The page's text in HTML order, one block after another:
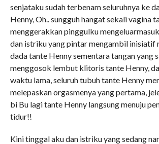
senjataku sudah terbenam seluruhnya ke
Henny, Oh.. sungguh hangat sekali vagina
menggerakkan pinggulku
dan istriku yang pintar mengambil inisiatif
dada tante Henny sementara tangan yang
menggosok lembut klitoris tante Henny,
waktu lama, seluruh tubuh tante Henny
melepaskan orgasmenya yang pertama,
bi Bu lagi tante Henny langsung menuju
tidur!!
Kini tinggal aku dan istriku yang sedang